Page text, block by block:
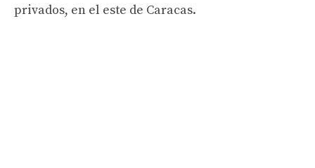
privados, en el este de Caracas.